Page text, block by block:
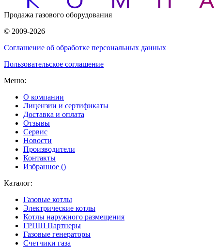
Продажа газового оборудования
© 2009-2026
Соглашение об обработке персональных данных
Пользовательское соглашение
Меню:
О компании
Лицензии и сертификаты
Доставка и оплата
Отзывы
Сервис
Новости
Производители
Контакты
Избранное ()
Каталог:
Газовые котлы
Электрические котлы
Котлы наружного размещения
ГРПШ Партнеры
Газовые генераторы
Счетчики газа